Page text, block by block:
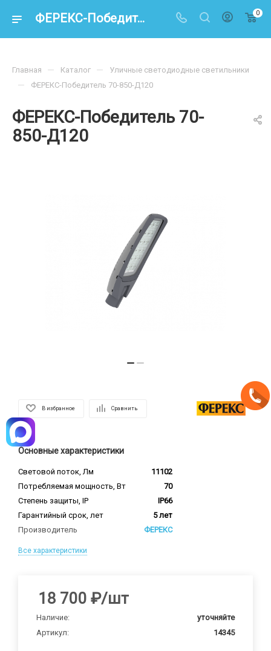
ФЕРЕКС-Победитель 70-850-Д120 – купить по цене 17 000 ₽ в интернет-магазине energoresurs-spb.ru 0
ФЕРЕКС-Победитель 70-
850-Д120
Главная — Каталог — Уличные светодиодные светильники
— ФЕРЕКС-Победитель 70-850-Д120
В избранное Сравнить
Основные характеристики
Световой поток, Лм
11102
Потребляемая мощность, Вт
70
Степень защиты, IP
IP66
Гарантийный срок, лет
5 лет
Производитель
ФЕРЕКС
Все характеристики
18 700 ₽/шт
Наличие:
уточняйте
Артикул:
14345